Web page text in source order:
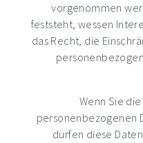
vorgenommen
feststeht, wessen
das Recht, die
Wenn Sie
personenbezogenen
dürfen diese